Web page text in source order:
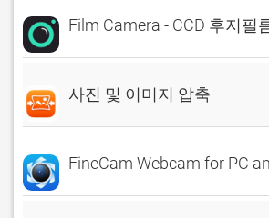
Film Camera - CCD 후지필
사진 및 이미지 압축
FineCam Webcam for PC